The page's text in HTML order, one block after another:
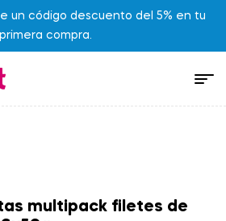
un código descuento del 5% en tu
primera compra.
multipack filetes de